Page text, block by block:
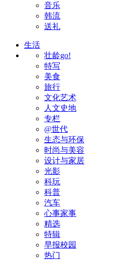
音乐
韩流
送礼
生活
壮龄go!
特写
美食
旅行
文化艺术
人文史地
专栏
@世代
生态与环保
时尚与美容
设计与家居
光影
科玩
科普
汽车
心事家事
精选
特辑
早报校园
热门